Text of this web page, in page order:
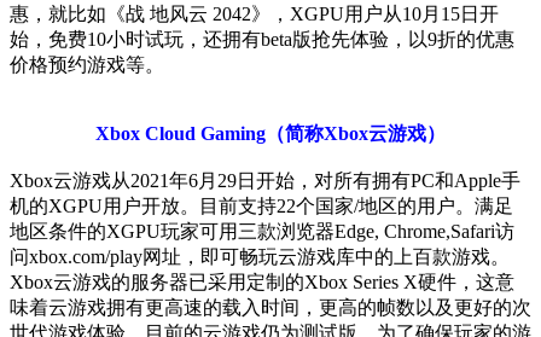
惠，就比如《战 地风云 2042》，XGPU用户从10月15日开
始，免费10小时试玩，还拥有beta版抢先体验，以9折的优惠
价格预约游戏等。
Xbox Cloud Gaming（简称Xbox云游戏）
Xbox云游戏从2021年6月29日开始，对所有拥有PC和Apple手
机的XGPU用户开放。目前支持22个国家/地区的用户。满足
地区条件的XGPU玩家可用三款浏览器Edge, Chrome,Safari访
问xbox.com/play网址，即可畅玩云游戏库中的上百款游戏。
Xbox云游戏的服务器已采用定制的Xbox Series X硬件，这意
味着云游戏拥有更高速的载入时间，更高的帧数以及更好的次
世代游戏体验。目前的云游戏仍为测试版，为了确保玩家的游